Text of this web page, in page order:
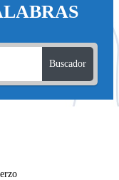
Buscador